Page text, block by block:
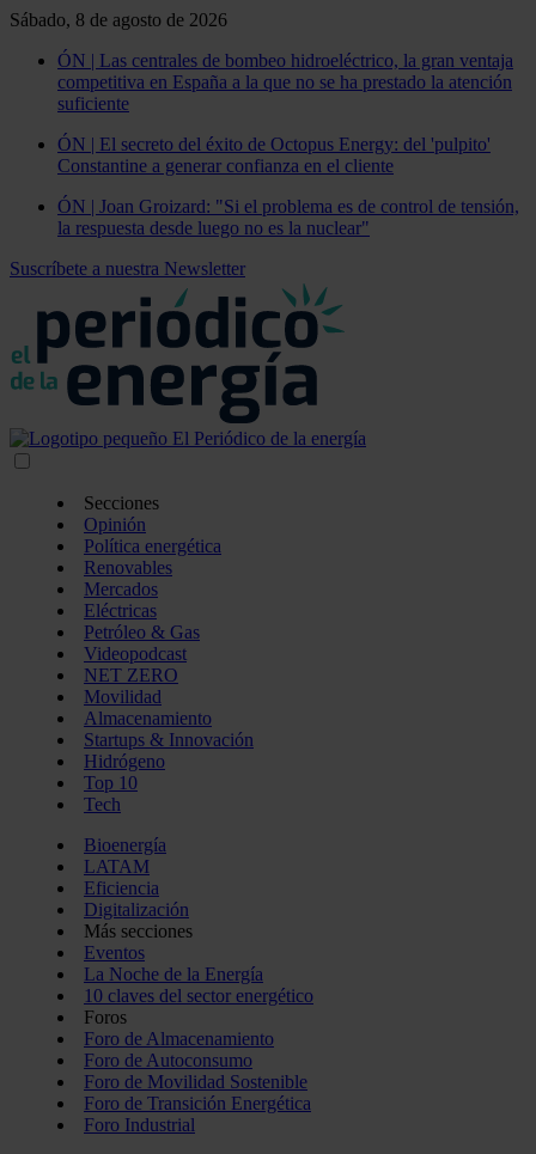
Sábado, 8 de agosto de 2026
ÓN | Las centrales de bombeo hidroeléctrico, la gran ventaja
competitiva en España a la que no se ha prestado la atención
suficiente
ÓN | El secreto del éxito de Octopus Energy: del 'pulpito'
Constantine a generar confianza en el cliente
ÓN | Joan Groizard: "Si el problema es de control de tensión,
la respuesta desde luego no es la nuclear"
Suscríbete a nuestra Newsletter
Secciones
Opinión
Política energética
Renovables
Mercados
Eléctricas
Petróleo & Gas
Videopodcast
NET ZERO
Movilidad
Almacenamiento
Startups & Innovación
Hidrógeno
Top 10
Tech
Bioenergía
LATAM
Eficiencia
Digitalización
Más secciones
Eventos
La Noche de la Energía
10 claves del sector energético
Foros
Foro de Almacenamiento
Foro de Autoconsumo
Foro de Movilidad Sostenible
Foro de Transición Energética
Foro Industrial